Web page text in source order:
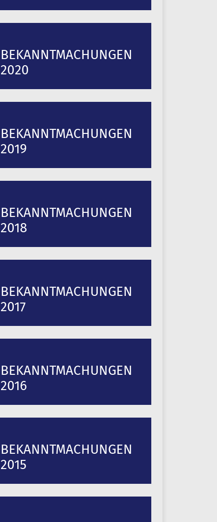
BEKANNTMACHUNGEN
2020
BEKANNTMACHUNGEN
2019
BEKANNTMACHUNGEN
2018
BEKANNTMACHUNGEN
2017
BEKANNTMACHUNGEN
2016
BEKANNTMACHUNGEN
2015